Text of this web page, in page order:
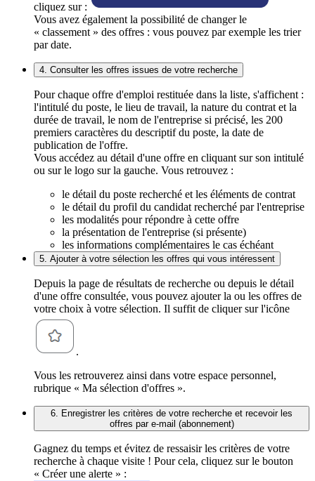
cliquez sur :
Vous avez également la possibilité de changer le
« classement » des offres : vous pouvez par exemple les trier
par date.
4. Consulter les offres issues de votre recherche
Pour chaque offre d'emploi restituée dans la liste, s'affichent :
l'intitulé du poste, le lieu de travail, la nature du contrat et la
durée de travail, le nom de l'entreprise si précisé, les 200
premiers caractères du descriptif du poste, la date de
publication de l'offre.
Vous accédez au détail d'une offre en cliquant sur son intitulé
ou sur le logo sur la gauche. Vous retrouvez :
le détail du poste recherché et les éléments de contrat
le détail du profil du candidat recherché par l'entreprise
les modalités pour répondre à cette offre
la présentation de l'entreprise (si présente)
les informations complémentaires le cas échéant
5. Ajouter à votre sélection les offres qui vous intéressent
Depuis la page de résultats de recherche ou depuis le détail
d'une offre consultée, vous pouvez ajouter la ou les offres de
votre choix à votre sélection. Il suffit de cliquer sur l'icône
.
Vous les retrouverez ainsi dans votre espace personnel,
rubrique « Ma sélection d'offres ».
6. Enregistrer les critères de votre recherche et recevoir les
offres par e-mail (abonnement)
Gagnez du temps et évitez de ressaisir les critères de votre
recherche à chaque visite ! Pour cela, cliquez sur le bouton
« Créer une alerte » :